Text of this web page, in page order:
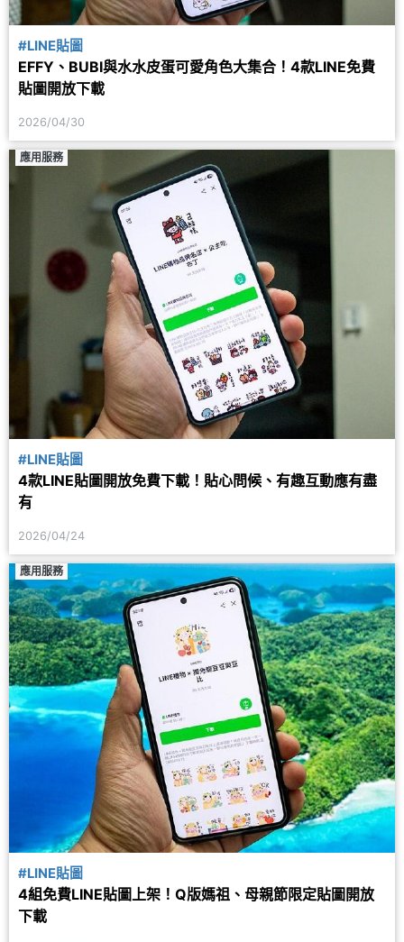
#LINE貼圖
EFFY、BUBI與水水皮蛋可愛角色大集合！4款LINE免費
貼圖開放下載
2026/04/30
應用服務
#LINE貼圖
4款LINE貼圖開放免費下載！貼心問候、有趣互動應有盡
有
2026/04/24
應用服務
#LINE貼圖
4組免費LINE貼圖上架！Q版媽祖、母親節限定貼圖開放
下載